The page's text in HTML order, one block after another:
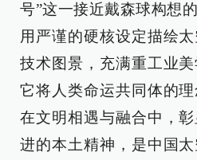
号”这一接近戴森球构想
用严谨的硬核设定描绘
技术图景，充满重工业美
它将人类命运共同体的
在文明相遇与融合中，
进的本土精神，是中国